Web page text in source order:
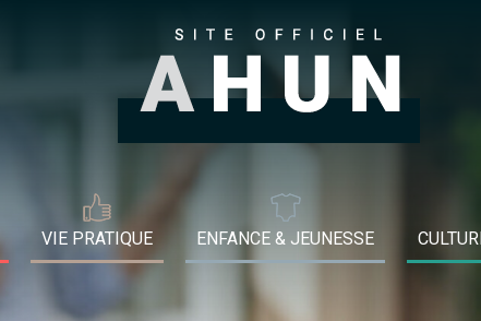
VIE PRATIQUE ENFANCE & JEUNESSE